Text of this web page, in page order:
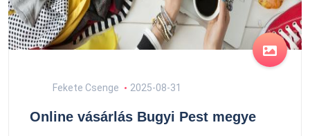
Fekete Csenge 2025-08-31
Online vásárlás Bugyi Pest megye